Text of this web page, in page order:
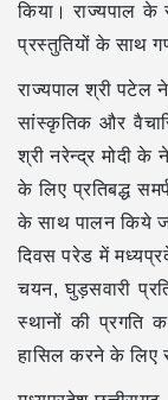
किया। राज्यपाल
प्रस्तुतियों के साथ
राज्यपाल श्री पटेल
सांस्कृतिक और
श्री नरेन्द्र मोदी
के लिए प्रतिबद्ध
के साथ पालन किये
दिवस परेड में
चयन, घुड़सवारी
स्थानों की प्रगति
हासिल करने के लिए